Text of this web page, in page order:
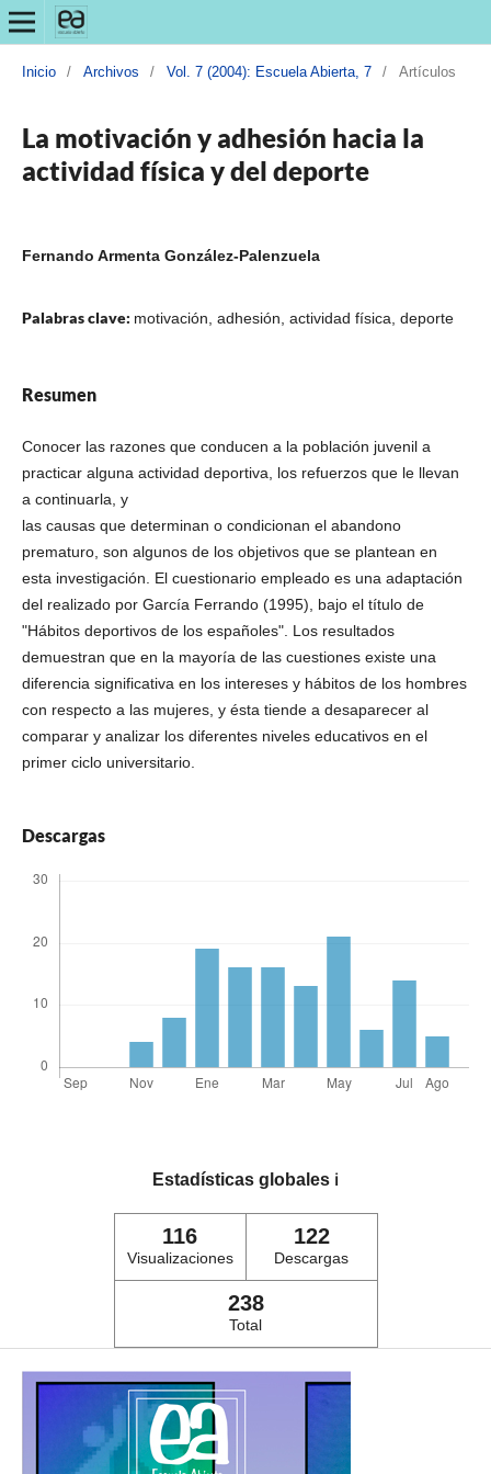
Inicio / Archivos / Vol. 7 (2004): Escuela Abierta, 7 / Artículos
La motivación y adhesión hacia la
actividad física y del deporte
Fernando Armenta González-Palenzuela
Palabras clave: motivación, adhesión, actividad física, deporte
Resumen
Conocer las razones que conducen a la población juvenil a
practicar alguna actividad deportiva, los refuerzos que le llevan
a continuarla, y
las causas que determinan o condicionan el abandono
prematuro, son algunos de los objetivos que se plantean en
esta investigación. El cuestionario empleado es una adaptación
del realizado por García Ferrando (1995), bajo el título de
"Hábitos deportivos de los españoles". Los resultados
demuestran que en la mayoría de las cuestiones existe una
diferencia significativa en los intereses y hábitos de los hombres
con respecto a las mujeres, y ésta tiende a desaparecer al
comparar y analizar los diferentes niveles educativos en el
primer ciclo universitario.
Descargas
Estadísticas globales ℹ️
116
Visualizaciones
122
Descargas
238
Total